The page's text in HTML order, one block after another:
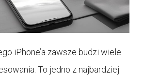
iPhone’a zawsze budzi wiele
To jedno z najbardziej